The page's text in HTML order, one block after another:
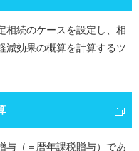
相続のケースを設定し、相
減効果の概算を計算するツ
与（＝暦年課税贈与）であ